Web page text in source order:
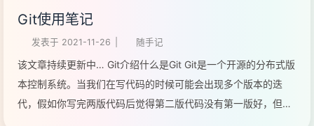
Git使用笔记
发表于 2021-11-26 随手记
该文章持续更新中… Git介绍什么是Git Git是一个开源的分布式版
本控制系统。当我们在写代码的时候可能会出现多个版本的迭
代，假如你写完两版代码后觉得第二版代码没有第一版好，但第